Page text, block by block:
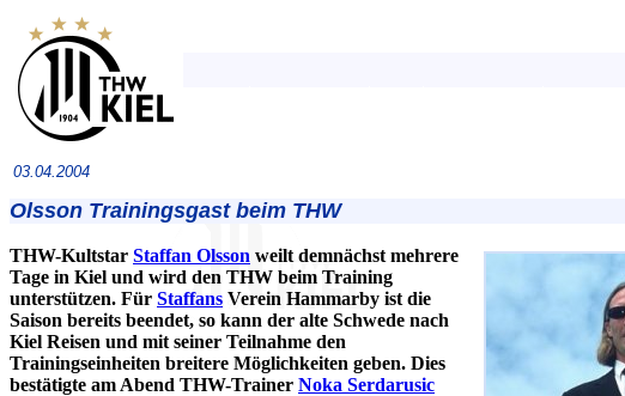
03.04.2004
Olsson Trainingsgast beim THW
THW-Kultstar Staffan Olsson weilt demnächst mehrere
Tage in Kiel und wird den THW beim Training
unterstützen. Für Staffans Verein Hammarby ist die
Saison bereits beendet, so kann der alte Schwede nach
Kiel Reisen und mit seiner Teilnahme den
Trainingseinheiten breitere Möglichkeiten geben. Dies
bestätigte am Abend THW-Trainer Noka Serdarusic